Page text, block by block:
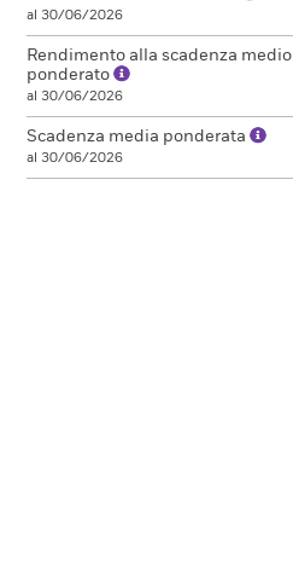
al 30/06/2026
Rendimento alla scadenza medio
ponderato
al 30/06/2026
Scadenza media ponderata
al 30/06/2026